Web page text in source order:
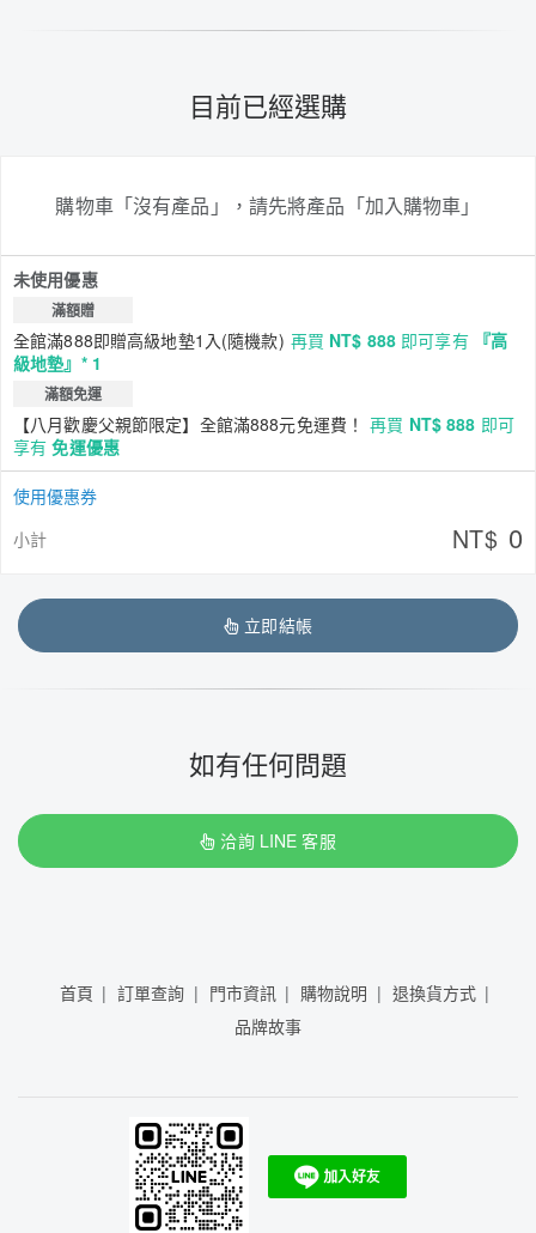
目前已經選購
購物車「沒有產品」，請先將產品「加入購物車」
未使用優惠
滿額贈
全館滿888即贈高級地墊1入(隨機款) 再買 NT$ 888 即可享有 『高
級地墊』* 1
滿額免運
【八月歡慶父親節限定】全館滿888元免運費！ 再買 NT$ 888 即可
享有免運優惠
使用優惠券
小計
NT$ 0
立即結帳
如有任何問題
洽詢 LINE 客服
首頁 訂單查詢 門市資訊 購物說明
退換貨方式
品牌故事